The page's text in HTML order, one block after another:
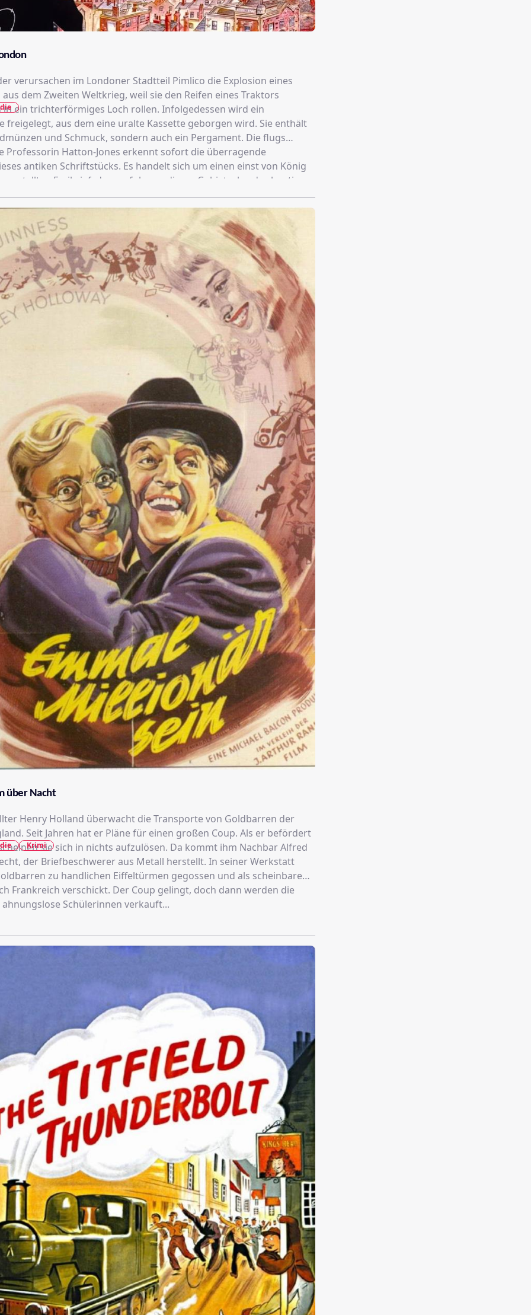
verursachen im Londoner Stadtteil Pimlico die Explosion eines
dem Zweiten Weltkrieg, weil sie den Reifen eines Traktors
in ein trichterförmiges Loch rollen. Infolgedessen wird ein
freigelegt, aus dem eine uralte Kassette geborgen wird. Sie enthält
und Schmuck, sondern auch ein Pergament. Die flugs
Professorin Hatton-Jones erkennt sofort die überragende
antiken Schriftstücks. Es handelt sich um einen einst von König
Freibrief, dem zufolge er dieses Gebiet, also das heutige
Herrscher Karl der Kühne abtritt und es als von England
„burgundisches Land“ anerkennt.
über Nacht
Henry Holland überwacht die Transporte von Goldbarren der
Seit Jahren hat er Pläne für einen großen Coup. Als er befördert
sie sich in nichts aufzulösen. Da kommt ihm Nachbar Alfred
der Briefbeschwerer aus Metall herstellt. In seiner Werkstatt
zu handlichen Eiffeltürmen gegossen und als scheinbare
Frankreich verschickt. Der Coup gelingt, doch dann werden die
Schülerinnen verkauft...
Krimi